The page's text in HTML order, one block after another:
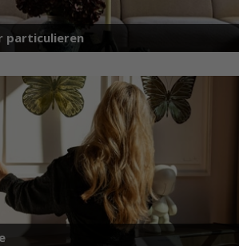
particulieren